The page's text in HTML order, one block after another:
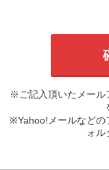
※ご記入頂いたメール
※Yahoo!メールなどの
ォル